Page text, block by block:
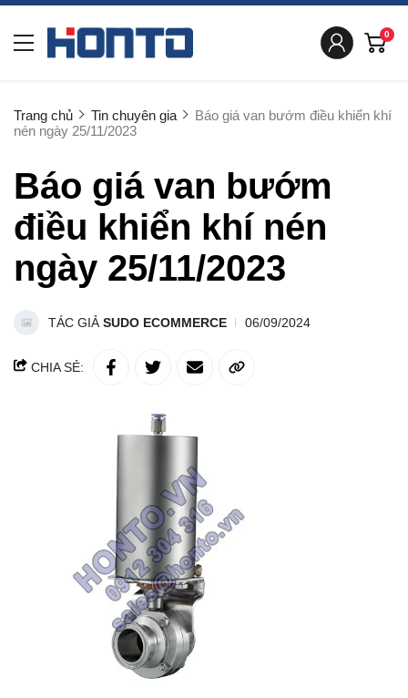
0
Trang chủ Tin chuyên gia
Báo giá van bướm điều khiển khí
nén ngày 25/11/2023
Báo giá van bướm
điều khiển khí nén
ngày 25/11/2023
TÁC GIẢ SUDO ECOMMERCE 06/09/2024
CHIA SẺ: